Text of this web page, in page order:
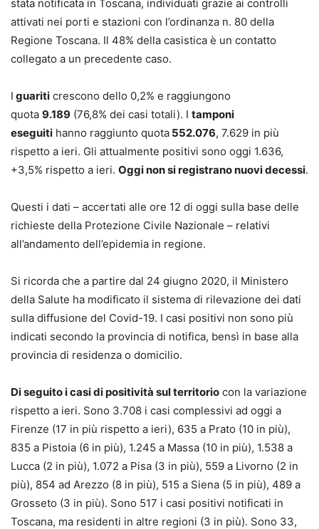
stata notificata in Toscana, individuati grazie ai controlli
attivati nei porti e stazioni con l’ordinanza n. 80 della
Regione Toscana. Il 48% della casistica è un contatto
collegato a un precedente caso.
I guariti crescono dello 0,2% e raggiungono
quota 9.189 (76,8% dei casi totali). I tamponi
eseguiti hanno raggiunto quota 552.076, 7.629 in più
rispetto a ieri. Gli attualmente positivi sono oggi 1.636,
+3,5% rispetto a ieri. Oggi non si registrano nuovi decessi.
Questi i dati – accertati alle ore 12 di oggi sulla base delle
richieste della Protezione Civile Nazionale – relativi
all’andamento dell’epidemia in regione.
Si ricorda che a partire dal 24 giugno 2020, il Ministero
della Salute ha modificato il sistema di rilevazione dei dati
sulla diffusione del Covid-19. I casi positivi non sono più
indicati secondo la provincia di notifica, bensì in base alla
provincia di residenza o domicilio.
Di seguito i casi di positività sul territorio con la variazione
rispetto a ieri. Sono 3.708 i casi complessivi ad oggi a
Firenze (17 in più rispetto a ieri), 635 a Prato (10 in più),
835 a Pistoia (6 in più), 1.245 a Massa (10 in più), 1.538 a
Lucca (2 in più), 1.072 a Pisa (3 in più), 559 a Livorno (2 in
più), 854 ad Arezzo (8 in più), 515 a Siena (5 in più), 489 a
Grosseto (3 in più). Sono 517 i casi positivi notificati in
Toscana, ma residenti in altre regioni (3 in più). Sono 33,